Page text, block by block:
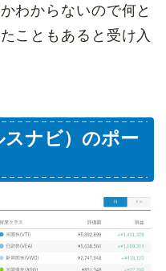
わからないので何と
こともあると受け入
ナビ）のポー